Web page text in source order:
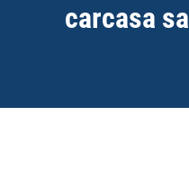
carcasa